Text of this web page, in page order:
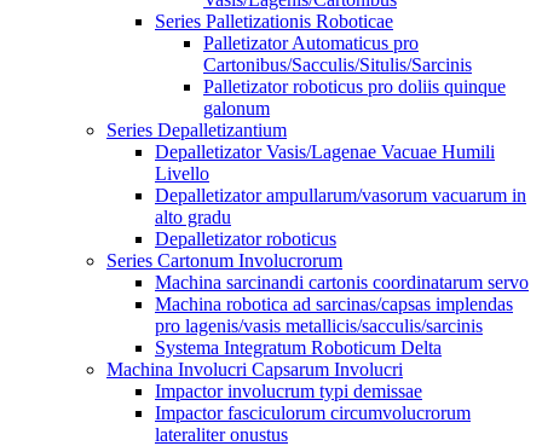
Series Palletizationis Roboticae
Palletizator Automaticus pro
Cartonibus/Sacculis/Situlis/Sarcinis
Palletizator roboticus pro doliis quinque
galonum
Series Depalletizantium
Depalletizator Vasis/Lagenae Vacuae Humili
Livello
Depalletizator ampullarum/vasorum vacuarum in
alto gradu
Depalletizator roboticus
Series Cartonum Involucrorum
Machina sarcinandi cartonis coordinatarum servo
Machina robotica ad sarcinas/capsas implendas
pro lagenis/vasis metallicis/sacculis/sarcinis
Systema Integratum Roboticum Delta
Machina Involucri Capsarum Involucri
Impactor involucrum typi demissae
Impactor fasciculorum circumvolucrorum
lateraliter onustus